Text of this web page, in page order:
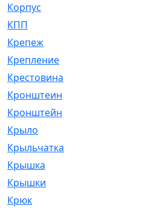
Корпус
КПП
Крепеж
Крепление
Крестовина
Кронштеин
Кронштейн
Крыло
Крыльчатка
Крышка
Крышки
Крюк